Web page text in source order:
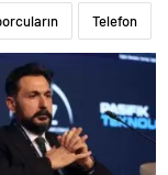
Telefon